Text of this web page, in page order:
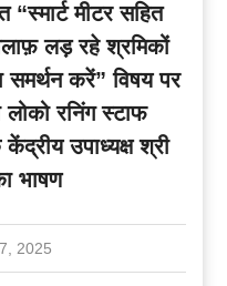
मीटर सहित
लड़ रहे श्रमिकों
करें” विषय पर
रनिंग स्टाफ
उपाध्यक्ष श्री
भाषण
2025